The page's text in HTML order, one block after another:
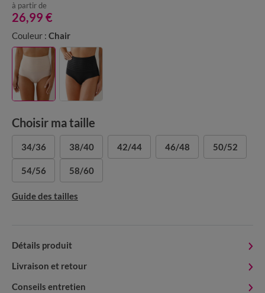
à partir de
26,99 €
Couleur : Chair
Choisir ma taille
34/36 38/40 42/44 46/48 50/52
54/56 58/60
Guide des tailles
Détails produit
Livraison et retour
Conseils entretien